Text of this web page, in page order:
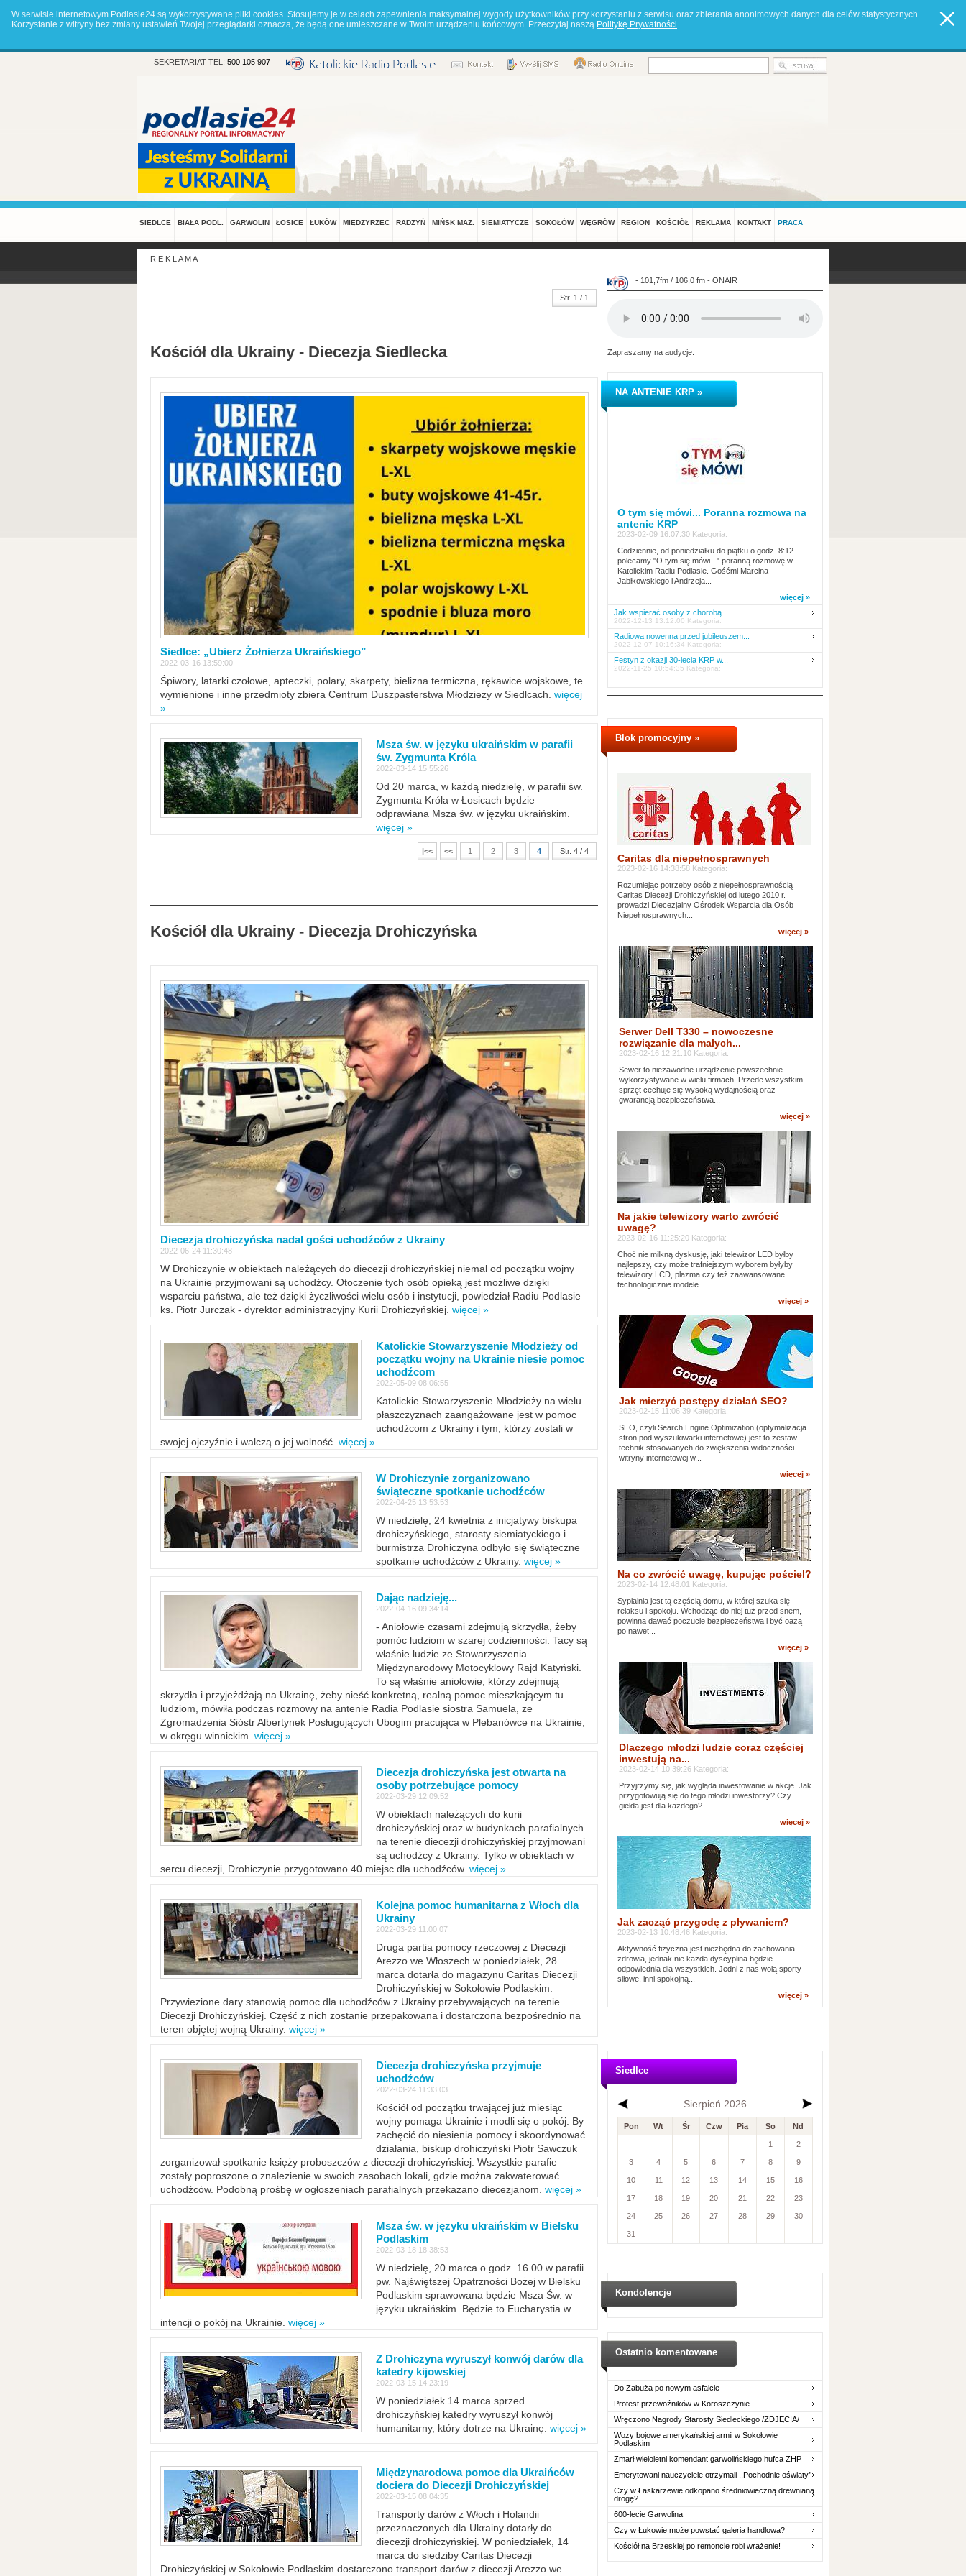
W serwisie internetowym Podlasie24 są wykorzystywane pliki cookies. Stosujemy je w celach zapewnienia maksymalnej wygody użytkowników przy korzystaniu z serwisu oraz zbierania anonimowych danych dla celów statystycznych.
Korzystanie z witryny bez zmiany ustawień Twojej przeglądarki oznacza, że będą one umieszczane w Twoim urządzeniu końcowym. Przeczytaj naszą Politykę Prywatności.
SEKRETARIAT TEL: 500 105 907
SIEDLCE BIAŁA PODL. GARWOLIN ŁOSICE ŁUKÓW MIĘDZYRZEC RADZYŃ MIŃSK MAZ. SIEMIATYCZE SOKOŁÓW WĘGRÓW REGION KOŚCIÓŁ REKLAMA KONTAKT PRACA
R E K L A M A
Str. 1 / 1
Kościół dla Ukrainy - Diecezja Siedlecka
Siedlce: „Ubierz Żołnierza Ukraińskiego”
2022-03-16 13:59:00
Śpiwory, latarki czołowe, apteczki, polary, skarpety, bielizna termiczna, rękawice wojskowe, te
wymienione i inne przedmioty zbiera Centrum Duszpasterstwa Młodzieży w Siedlcach. więcej
»
Msza św. w języku ukraińskim w parafii
św. Zygmunta Króla
2022-03-14 15:55:26
Od 20 marca, w każdą niedzielę, w parafii św.
Zygmunta Króla w Łosicach będzie
odprawiana Msza św. w języku ukraińskim.
więcej »
|<< << 1 2 3 4 Str. 4 / 4
Kościół dla Ukrainy - Diecezja Drohiczyńska
Diecezja drohiczyńska nadal gości uchodźców z Ukrainy
2022-06-24 11:30:48
W Drohiczynie w obiektach należących do diecezji drohiczyńskiej niemal od początku wojny
na Ukrainie przyjmowani są uchodźcy. Otoczenie tych osób opieką jest możliwe dzięki
wsparciu państwa, ale też dzięki życzliwości wielu osób i instytucji, powiedział Radiu Podlasie
ks. Piotr Jurczak - dyrektor administracyjny Kurii Drohiczyńskiej. więcej »
Katolickie Stowarzyszenie Młodzieży od
początku wojny na Ukrainie niesie pomoc
uchodźcom
2022-05-09 08:06:55
Katolickie Stowarzyszenie Młodzieży na wielu
płaszczyznach zaangażowane jest w pomoc
uchodźcom z Ukrainy i tym, którzy zostali w
swojej ojczyźnie i walczą o jej wolność. więcej »
W Drohiczynie zorganizowano
świąteczne spotkanie uchodźców
2022-04-25 13:53:53
W niedzielę, 24 kwietnia z inicjatywy biskupa
drohiczyńskiego, starosty siemiatyckiego i
burmistrza Drohiczyna odbyło się świąteczne
spotkanie uchodźców z Ukrainy. więcej »
Dając nadzieję...
2022-04-16 09:34:14
- Aniołowie czasami zdejmują skrzydła, żeby
pomóc ludziom w szarej codzienności. Tacy są
właśnie ludzie ze Stowarzyszenia
Międzynarodowy Motocyklowy Rajd Katyński.
To są właśnie aniołowie, którzy zdejmują
skrzydła i przyjeżdżają na Ukrainę, żeby nieść konkretną, realną pomoc mieszkającym tu
ludziom, mówiła podczas rozmowy na antenie Radia Podlasie siostra Samuela, ze
Zgromadzenia Sióstr Albertynek Posługujących Ubogim pracująca w Plebanówce na Ukrainie,
w okręgu winnickim. więcej »
Diecezja drohiczyńska jest otwarta na
osoby potrzebujące pomocy
2022-03-29 12:09:52
W obiektach należących do kurii
drohiczyńskiej oraz w budynkach parafialnych
na terenie diecezji drohiczyńskiej przyjmowani
są uchodźcy z Ukrainy. Tylko w obiektach w
sercu diecezji, Drohiczynie przygotowano 40 miejsc dla uchodźców. więcej »
Kolejna pomoc humanitarna z Włoch dla
Ukrainy
2022-03-29 11:00:07
Druga partia pomocy rzeczowej z Diecezji
Arezzo we Włoszech w poniedziałek, 28
marca dotarła do magazynu Caritas Diecezji
Drohiczyńskiej w Sokołowie Podlaskim.
Przywiezione dary stanowią pomoc dla uchodźców z Ukrainy przebywających na terenie
Diecezji Drohiczyńskiej. Część z nich zostanie przepakowana i dostarczona bezpośrednio na
teren objętej wojną Ukrainy. więcej »
Diecezja drohiczyńska przyjmuje
uchodźców
2022-03-24 11:33:03
Kościół od początku trwającej już miesiąc
wojny pomaga Ukrainie i modli się o pokój. By
zachęcić do niesienia pomocy i skoordynować
działania, biskup drohiczyński Piotr Sawczuk
zorganizował spotkanie księży proboszczów z diecezji drohiczyńskiej. Wszystkie parafie
zostały poproszone o znalezienie w swoich zasobach lokali, gdzie można zakwaterować
uchodźców. Podobną prośbę w ogłoszeniach parafialnych przekazano diecezjanom. więcej »
Msza św. w języku ukraińskim w Bielsku
Podlaskim
2022-03-18 18:38:53
W niedzielę, 20 marca o godz. 16.00 w parafii
pw. Najświętszej Opatrzności Bożej w Bielsku
Podlaskim sprawowana będzie Msza Św. w
języku ukraińskim. Będzie to Eucharystia w
intencji o pokój na Ukrainie. więcej »
Z Drohiczyna wyruszył konwój darów dla
katedry kijowskiej
2022-03-15 14:23:19
W poniedziałek 14 marca sprzed
drohiczyńskiej katedry wyruszył konwój
humanitarny, który dotrze na Ukrainę. więcej »
Międzynarodowa pomoc dla Ukraińców
dociera do Diecezji Drohiczyńskiej
2022-03-15 08:04:35
Transporty darów z Włoch i Holandii
przeznaczonych dla Ukrainy dotarły do
diecezji drohiczyńskiej. W poniedziałek, 14
marca do siedziby Caritas Diecezji
Drohiczyńskiej w Sokołowie Podlaskim dostarczono transport darów z diecezji Arezzo we
- 101,7fm / 106,0 fm - ONAIR
Zapraszamy na audycje:
NA ANTENIE KRP »
O tym się mówi... Poranna rozmowa na
antenie KRP
2023-02-09 16:07:30 Kategoria:
Codziennie, od poniedziałku do piątku o godz. 8:12
polecamy "O tym się mówi..." poranną rozmowę w
Katolickim Radiu Podlasie. Gośćmi Marcina
Jabłkowskiego i Andrzeja...
więcej »
Jak wspierać osoby z chorobą...
2022-12-13 13:12:00 Kategoria:
Radiowa nowenna przed jubileuszem...
2022-12-07 10:16:34 Kategoria:
Festyn z okazji 30-lecia KRP w...
2022-11-25 10:54:35 Kategoria:
Blok promocyjny »
Caritas dla niepełnosprawnych
2023-02-16 14:38:58 Kategoria:
Rozumiejąc potrzeby osób z niepełnosprawnością
Caritas Diecezji Drohiczyńskiej od lutego 2010 r.
prowadzi Diecezjalny Ośrodek Wsparcia dla Osób
Niepełnosprawnych...
więcej »
Serwer Dell T330 – nowoczesne
rozwiązanie dla małych...
2023-02-16 12:21:10 Kategoria:
Sewer to niezawodne urządzenie powszechnie
wykorzystywane w wielu firmach. Przede wszystkim
sprzęt cechuje się wysoką wydajnością oraz
gwarancją bezpieczeństwa...
więcej »
Na jakie telewizory warto zwrócić
uwagę?
2023-02-16 11:25:20 Kategoria:
Choć nie milkną dyskusję, jaki telewizor LED byłby
najlepszy, czy może trafniejszym wyborem byłyby
telewizory LCD, plazma czy też zaawansowane
technologicznie modele....
więcej »
Jak mierzyć postępy działań SEO?
2023-02-15 11:06:39 Kategoria:
SEO, czyli Search Engine Optimization (optymalizacja
stron pod wyszukiwarki internetowe) jest to zestaw
technik stosowanych do zwiększenia widoczności
witryny internetowej w...
więcej »
Na co zwrócić uwagę, kupując pościel?
2023-02-14 12:48:01 Kategoria:
Sypialnia jest tą częścią domu, w której szuka się
relaksu i spokoju. Wchodząc do niej tuż przed snem,
powinna dawać poczucie bezpieczeństwa i być oazą
po nawet...
więcej »
Dlaczego młodzi ludzie coraz częściej
inwestują na...
2023-02-14 10:39:26 Kategoria:
Przyjrzymy się, jak wygląda inwestowanie w akcje. Jak
przygotowują się do tego młodzi inwestorzy? Czy
giełda jest dla każdego?
więcej »
Jak zacząć przygodę z pływaniem?
2023-02-13 10:48:46 Kategoria:
Aktywność fizyczna jest niezbędna do zachowania
zdrowia, jednak nie każda dyscyplina będzie
odpowiednia dla wszystkich. Jedni z nas wolą sporty
siłowe, inni spokojną...
więcej »
Siedlce
Sierpień 2026
Pon Wt Śr Czw Pią So Nd
1 2
3 4 5 6 7 8 9
10 11 12 13 14 15 16
17 18 19 20 21 22 23
24 25 26 27 28 29 30
31
Kondolencje
Ostatnio komentowane
Do Zabuża po nowym asfalcie
Protest przewoźników w Koroszczynie
Wręczono Nagrody Starosty Siedleckiego /ZDJĘCIA/
Wozy bojowe amerykańskiej armii w Sokołowie
Podlaskim
Zmarł wieloletni komendant garwolińskiego hufca ZHP
Emerytowani nauczyciele otrzymali ,,Pochodnie oświaty’’
Czy w Łaskarzewie odkopano średniowieczną drewnianą
drogę?
600-lecie Garwolina
Czy w Łukowie może powstać galeria handlowa?
Kościół na Brzeskiej po remoncie robi wrażenie!